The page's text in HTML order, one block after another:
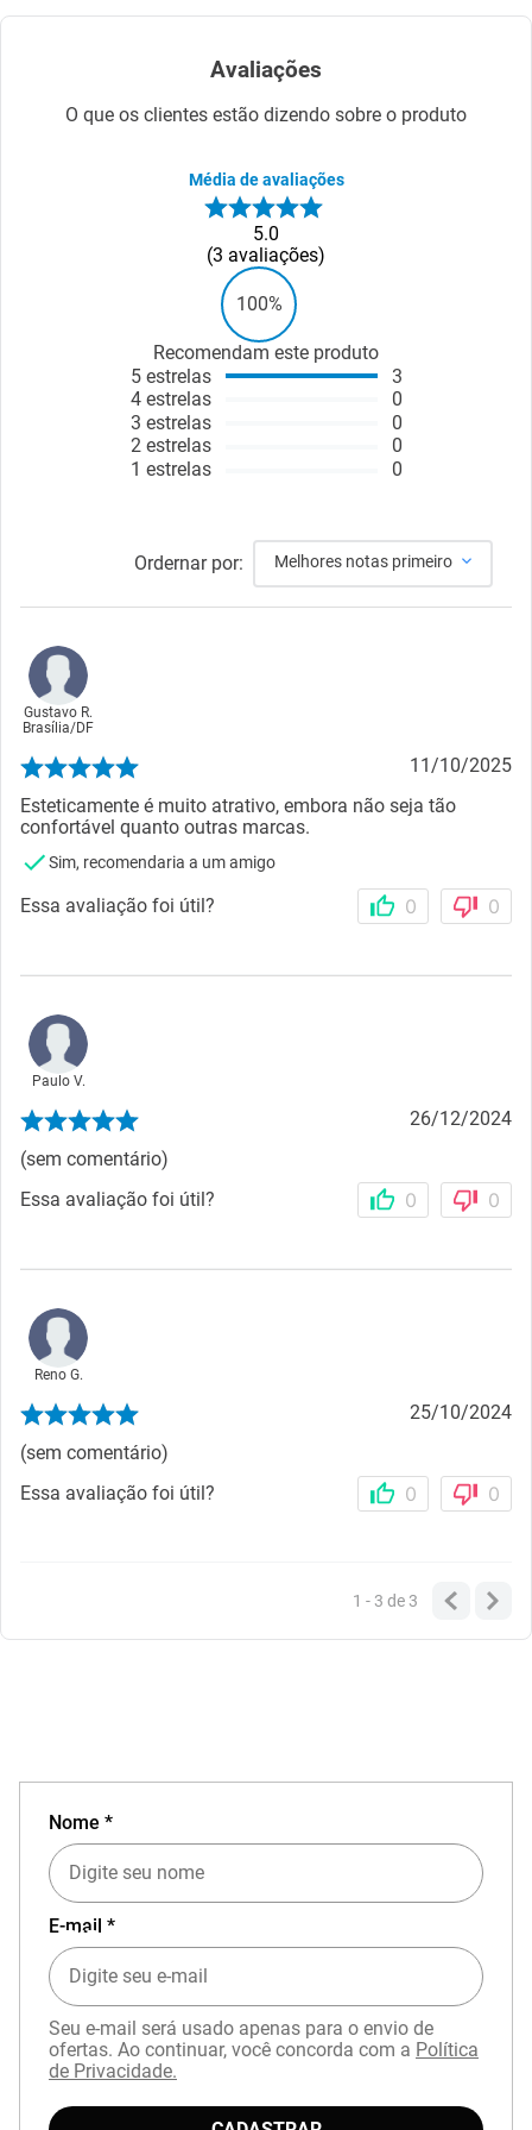
Avaliações
O que os clientes estão dizendo sobre o produto
Média de avaliações
5.0
3 avaliações
100%
Recomendam este produto
5 estrelas
4 estrelas
3 estrelas
2 estrelas
1 estrelas
3
0
0
0
0
Ordernar por: Melhores notas primeiro
Gustavo R.
Brasília/DF
11/10/2025
Esteticamente é muito atrativo, embora não seja tão
confortável quanto outras marcas.
Sim, recomendaria a um amigo
Essa avaliação foi útil? 0 0
Paulo V.
26/12/2024
(sem comentário)
Essa avaliação foi útil?
0 0
Reno G.
25/10/2024
(sem comentário)
Essa avaliação foi útil?
0 0
1 - 3de 3
EXPERIÊNCIA MIZUNO NO APP
Nome *
E-mail *
Seu e-mail será usado apenas para o envio de
ofertas. Ao continuar, você concorda com a Política
de Privacidade.